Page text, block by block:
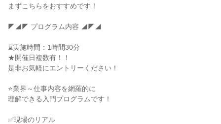
まずこちらをおすすめです！
◤◢◤ プログラム内容 ◢◤◢
⌛実施時間：1時間30分
★開催日複数有！！
是非お気軽にエントリーください！
⭐業界～仕事内容を網羅的に
理解できる入門プログラムです！
✅現場のリアル